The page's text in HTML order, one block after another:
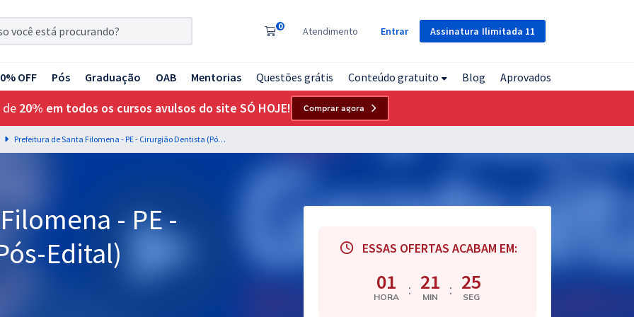
Assinatura Ilimitada 11
0 Atendimento Entrar
OFF Pós Graduação OAB Mentorias Questões grátis Conteúdo gratuito Blog Aprovados
de 20% em todos os cursos avulsos do site SÓ HOJE! Comprar agora
Prefeitura de Santa Filomena - PE - Cirurgião Dentista (Pós-Edital)
- PE -
Edital)
ESSAS OFERTAS ACABAM EM:
01
HORA : 21
MIN : 24
SEG